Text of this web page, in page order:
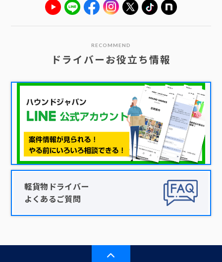
RECOMMEND
ドライバーお役立ち情報
軽貨物ドライバー
よくあるご質問